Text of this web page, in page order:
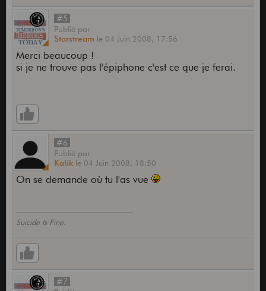
#5
Publié par
Starstream le 04 Juin 2008, 17:56
Merci beaucoup !
si je ne trouve pas l'épiphone c'est ce que je ferai.
#6
Publié par
Kalik le 04 Juin 2008, 18:50
On se demande où tu l'as vue
Suicide Is Fine.
#7